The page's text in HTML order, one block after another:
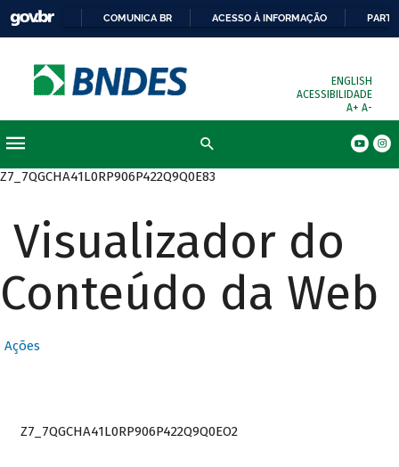
COMUNICA BR ACESSO À INFORMAÇÃO
ENGLISH
ACESSIBILIDADE
A+ A-
Z7_7QGCHA41L0RP906P422Q9Q0E83
Visualizador do
Conteúdo da Web
Ações
Z7_7QGCHA41L0RP906P422Q9Q0EO2